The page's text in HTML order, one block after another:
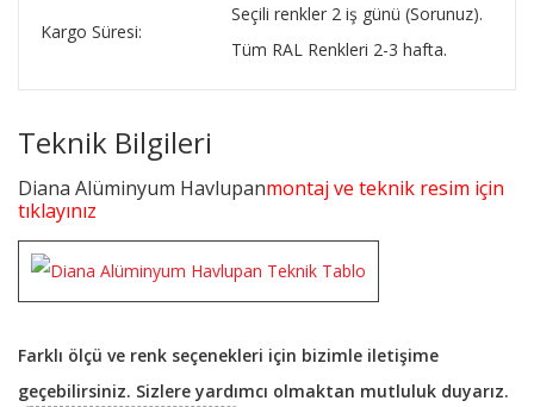
Kargo Süresi:
Seçili renkler 2 iş günü (Sorunuz).
Tüm RAL Renkleri 2-3 hafta.
Teknik Bilgileri
Diana Alüminyum Havlupanmontaj ve teknik resim için
tıklayınız
Farklı ölçü ve renk seçenekleri için bizimle iletişime
geçebilirsiniz. Sizlere yardımcı olmaktan mutluluk duyarız.